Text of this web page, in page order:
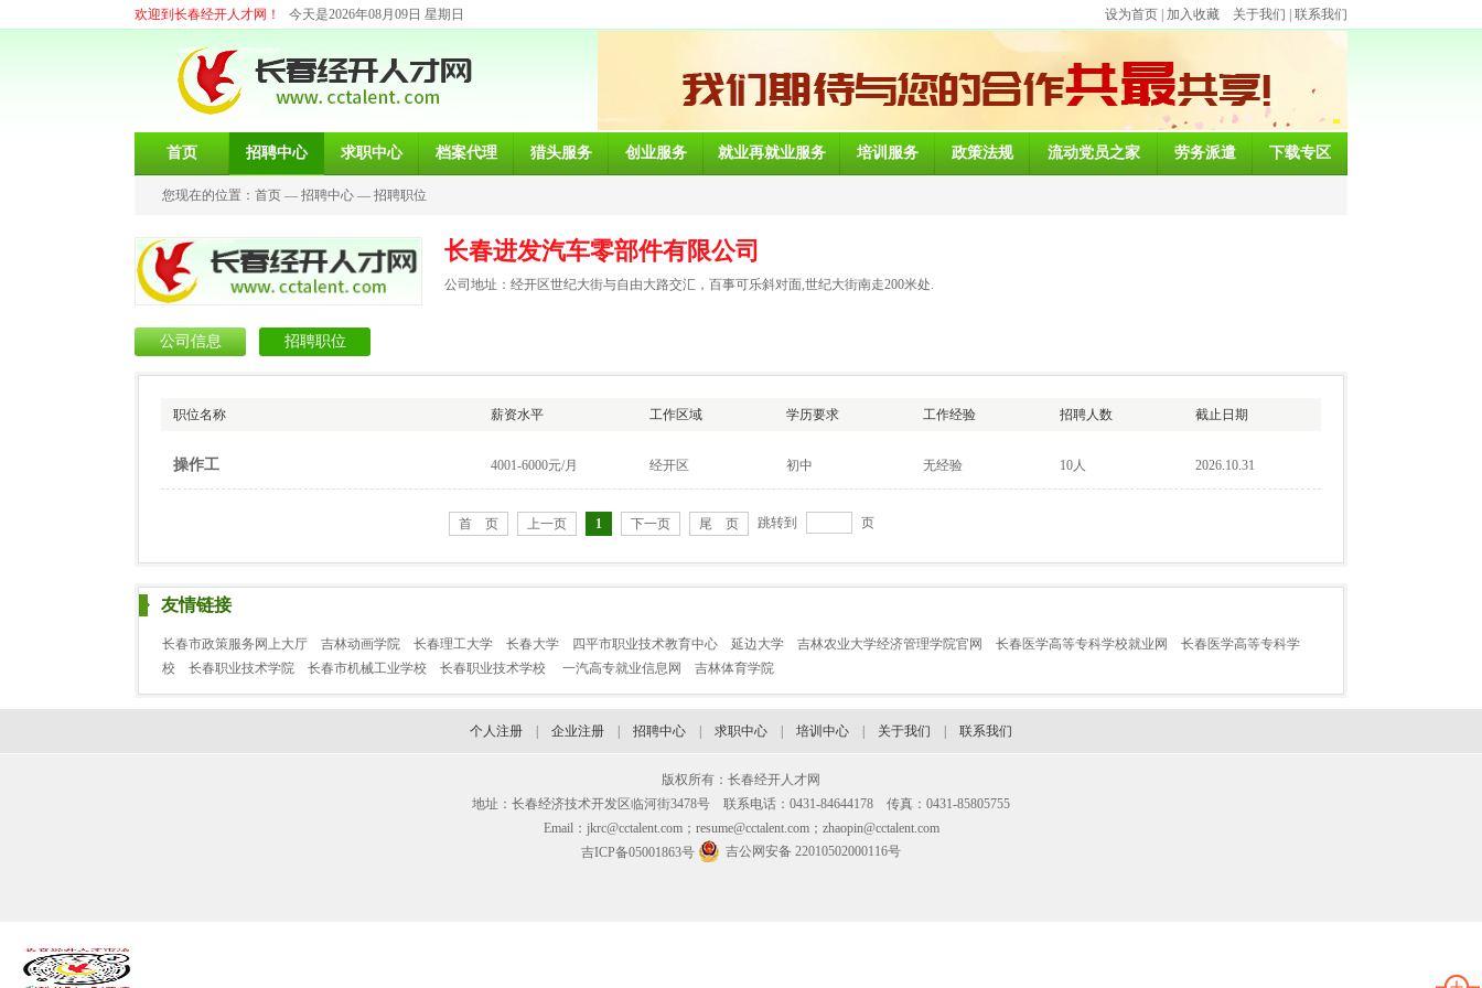
欢迎到长春经开人才网！ 今天是2026年08月09日 星期日 设为首页 加入收藏 关于我们 联系我们
首页 招聘中心 求职中心 档案代理 猎头服务 创业服务 就业再就业服务 培训服务 政策法规 流动党员之家 劳务派遣 下载专区
您现在的位置： 首页 — 招聘中心 — 招聘职位
长春进发汽车零部件有限公司
公司地址：经开区世纪大街与自由大路交汇，百事可乐斜对面,世纪大街南走200米处.
公司信息 招聘职位
职位名称 薪资水平 工作区域 学历要求 工作经验 招聘人数 截止日期
操作工 4001-6000元/月 经开区 初中 无经验 10人 2026.10.31
首 页 上一页 1 下一页 尾 页 跳转到 页
友情链接
长春市政策服务网上大厅 吉林动画学院 长春理工大学 长春大学 四平市职业技术教育中心 延边大学 吉林农业大学经济管理学院官网 长春医学高等专科学校就业网
长春医学高等专科学
校
长春职业技术学院 长春市机械工业学校 长春职业技术学校 一汽高专就业信息网 吉林体育学院
个人注册 企业注册 招聘中心 求职中心 培训中心 关于我们 联系我们
版权所有：长春经开人才网
地址：长春经济技术开发区临河街3478号 联系电话：0431-84644178 传真：0431-85805755
Email：jkrc@cctalent.com；resume@cctalent.com；zhaopin@cctalent.com
吉ICP备05001863号
吉公网安备 22010502000116号